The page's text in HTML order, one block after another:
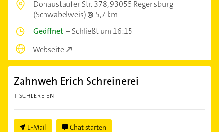
Donaustaufer Str. 378,93055 Regensburg
(Schwabelweis)
5,7 km
Geöffnet –Schließt um 16:15
Webseite
Zahnweh Erich Schreinerei
TISCHLEREIEN
E-Mail Chat starten